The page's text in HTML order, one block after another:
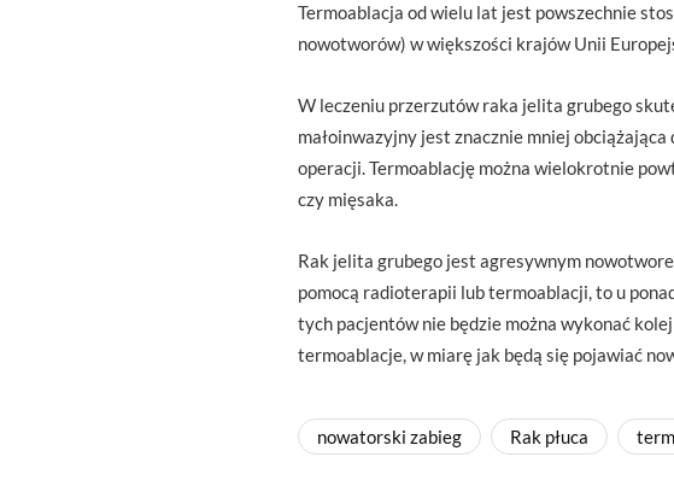
Termoablacja od wielu lat jest powszechnie
nowotworów) w większości krajów Unii
W leczeniu przerzutów raka jelita grubego
małoinwazyjny jest znacznie mniej
operacji. Termoablację można wielokrotnie
czy mięsaka.
Rak jelita grubego jest agresywnym
pomocą radioterapii lub termoablacji, to u
tych pacjentów nie będzie można wykonać
termoablacje, w miarę jak będą się pojawiać
nowatorski zabieg Rak płuca